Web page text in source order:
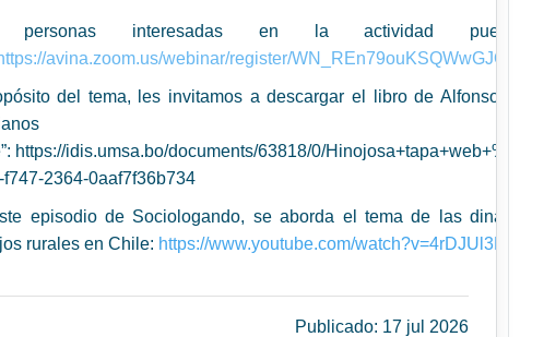
personas interesadas en la actividad
avina.zoom.us/webinar/register/
del tema, les invitamos a descargar el libro de Alfonso
https://idis.umsa.bo/documents/63818/0/
f747-2364-0aaf7f36b734
episodio de Sociologando, se aborda el tema de las
rurales en Chile: https://www.youtube.com/watch?v=4rDJUl3NzSw
Publicado: 17 jul 2026